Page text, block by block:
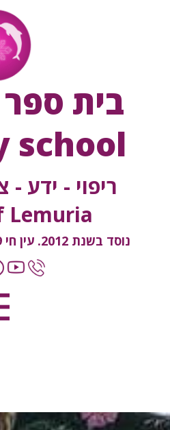
בית ספר
school
ריפוי - ידע
Lemuria
נוסד בשנת 2012. עין חי 49 מושב כפר מל”ל